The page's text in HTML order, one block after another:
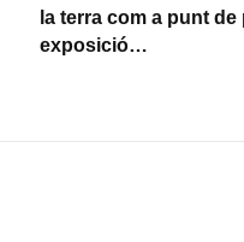
la terra com a punt de
exposició…